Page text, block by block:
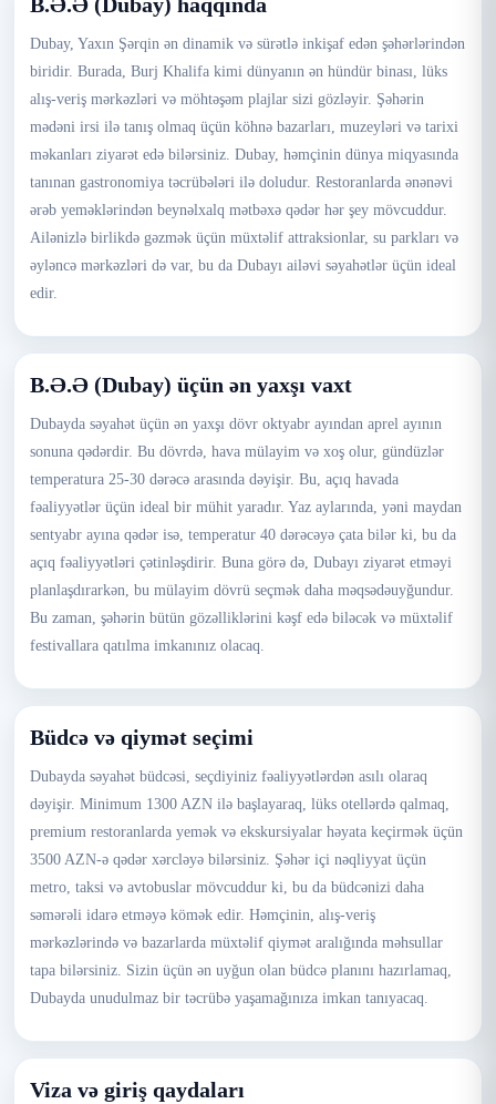
Dubay, Yaxın Şərqin ən dinamik və sürətlə inkişaf edən şəhərlərindən
biridir. Burada, Burj Khalifa kimi dünyanın ən hündür binası, lüks
alış-veriş mərkəzləri və möhtəşəm plajlar sizi gözləyir. Şəhərin
mədəni irsi ilə tanış olmaq üçün köhnə bazarları, muzeyləri və tarixi
məkanları ziyarət edə bilərsiniz. Dubay, həmçinin dünya miqyasında
tanınan gastronomiya təcrübələri ilə doludur. Restoranlarda ənənəvi
ərəb yeməklərindən beynəlxalq mətbəxə qədər hər şey mövcuddur.
Ailənizlə birlikdə gəzmək üçün müxtəlif attraksionlar, su parkları və
əyləncə mərkəzləri də var, bu da Dubayı ailəvi səyahətlər üçün ideal
edir.
B.Ə.Ə (Dubay) üçün ən yaxşı vaxt
Dubayda səyahət üçün ən yaxşı dövr oktyabr ayından aprel ayının
sonuna qədərdir. Bu dövrdə, hava mülayim və xoş olur, gündüzlər
temperatura 25-30 dərəcə arasında dəyişir. Bu, açıq havada
fəaliyyətlər üçün ideal bir mühit yaradır. Yaz aylarında, yəni maydan
sentyabr ayına qədər isə, temperatur 40 dərəcəyə çata bilər ki, bu da
açıq fəaliyyətləri çətinləşdirir. Buna görə də, Dubayı ziyarət etməyi
planlaşdırarkən, bu mülayim dövrü seçmək daha məqsədəuyğundur.
Bu zaman, şəhərin bütün gözəlliklərini kəşf edə biləcək və müxtəlif
festivallara qatılma imkanınız olacaq.
Büdcə və qiymət seçimi
Dubayda səyahət büdcəsi, seçdiyiniz fəaliyyətlərdən asılı olaraq
dəyişir. Minimum 1300 AZN ilə başlayaraq, lüks otellərdə qalmaq,
premium restoranlarda yemək və ekskursiyalar həyata keçirmək üçün
3500 AZN-ə qədər xərcləyə bilərsiniz. Şəhər içi nəqliyyat üçün
metro, taksi və avtobuslar mövcuddur ki, bu da büdcənizi daha
səmərəli idarə etməyə kömək edir. Həmçinin, alış-veriş
mərkəzlərində və bazarlarda müxtəlif qiymət aralığında məhsullar
tapa bilərsiniz. Sizin üçün ən uyğun olan büdcə planını hazırlamaq,
Dubayda unudulmaz bir təcrübə yaşamağınıza imkan tanıyacaq.
Viza və giriş qaydaları